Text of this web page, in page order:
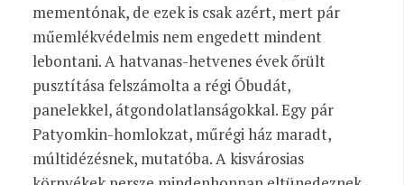
mementónak, de ezek is csak azért, mert pár
műemlékvédelmis nem engedett mindent
lebontani. A hatvanas-hetvenes évek őrült
pusztítása felszámolta a régi Óbudát,
panelekkel, átgondolatlanságokkal. Egy pár
Patyomkin-homlokzat, műrégi ház maradt,
múltidézésnek, mutatóba. A kisvárosias